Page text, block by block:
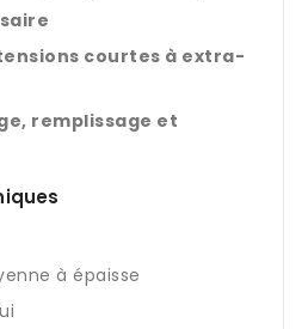
courtes à extra-
remplissage et
à épaisse